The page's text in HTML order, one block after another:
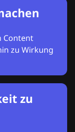
Content
zu Wirkung
zu